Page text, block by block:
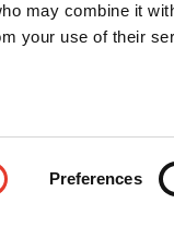
may combine it
your use of their
Preferences